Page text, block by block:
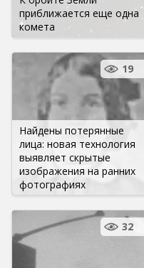
приближается еще одна
комета
Найдены потерянные
лица: новая технология
выявляет скрытые
изображения на ранних
фотографиях
19
32